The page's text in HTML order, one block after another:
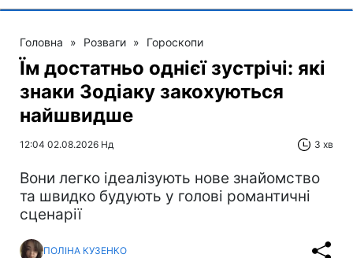
Головна » Розваги » Гороскопи
Їм достатньо однієї зустрічі: які
знаки Зодіаку закохуються
найшвидше
12:04 02.08.2026 Нд 3 хв
Вони легко ідеалізують нове знайомство
та швидко будують у голові романтичні
сценарії
ПОЛІНА КУЗЕНКО